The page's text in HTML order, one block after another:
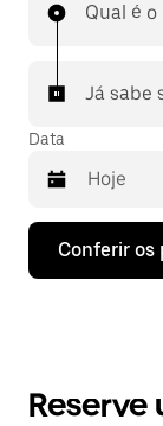
Qual é
Já sabe
Data
Pressione
seta
o
Conferir os
Reserve